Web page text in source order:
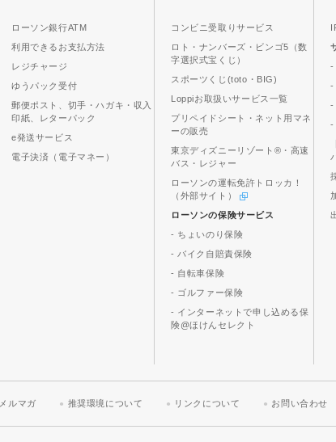
ローソン銀行ATM
利用できるお支払方法
レジチャージ
ゆうパック受付
郵便ポスト、切手・ハガキ・収入
印紙、レターパック
e発送サービス
電子決済（電子マネー）
コンビニ受取りサービス
ロト・ナンバーズ・ビンゴ5（数
字選択式宝くじ）
スポーツくじ(toto・BIG)
Loppiお取扱いサービス一覧
プリペイドシート・ネット用マネ
ーの販売
東京ディズニーリゾート®・高速
バス・レジャー
ローソンの運転免許トロッカ！
（外部サイト）
ローソンの保険サービス
- ちょいのり保険
- バイク自賠責保険
- 自転車保険
- ゴルファー保険
- インターネットで申し込める保
険@ほけんセレクト
-
-
-
-
メルマガ 推奨環境について リンクについて お問い合わせ